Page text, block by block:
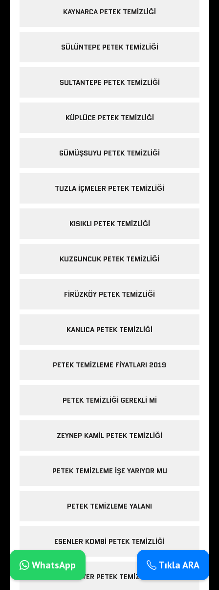
KAYNARCA PETEK TEMIZLIĞI
SÜLÜNTEPE PETEK TEMIZLIĞI
SULTANTEPE PETEK TEMIZLIĞI
KÜPLÜCE PETEK TEMIZLIĞI
GÜMÜŞSUYU PETEK TEMIZLIĞI
TUZLA IÇMELER PETEK TEMIZLIĞI
KISIKLI PETEK TEMIZLIĞI
KUZGUNCUK PETEK TEMIZLIĞI
FIRÜZKÖY PETEK TEMIZLIĞI
KANLICA PETEK TEMIZLIĞI
PETEK TEMIZLEME FIYATLARI 2019
PETEK TEMIZLIĞI GEREKLI MI
ZEYNEP KAMIL PETEK TEMIZLIĞI
PETEK TEMIZLEME IŞE YARIYOR MU
PETEK TEMIZLEME YALANI
ESENLER KOMBI PETEK TEMIZLIĞI
SARIYER PETEK TEMIZLIĞI
Tıkla ARA
WhatsApp